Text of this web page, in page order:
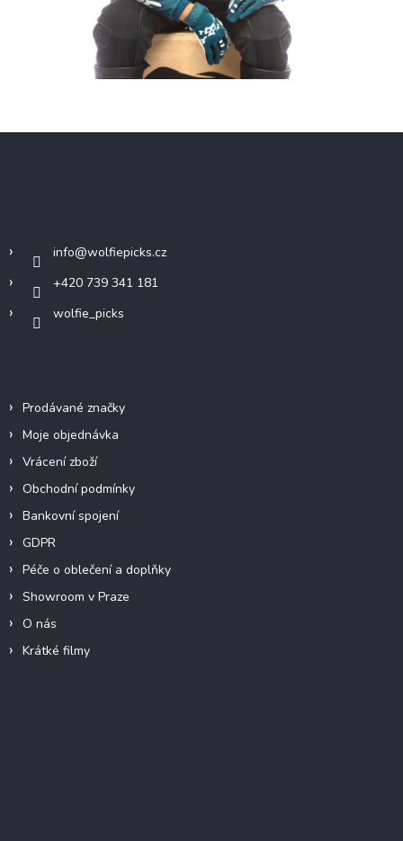
info@wolfiepicks.cz
+420 739 341 181
wolfie_picks
Prodávané značky
Moje objednávka
Vrácení zboží
Obchodní podmínky
Bankovní spojení
GDPR
Péče o oblečení a doplňky
Showroom v Praze
O nás
Krátké filmy